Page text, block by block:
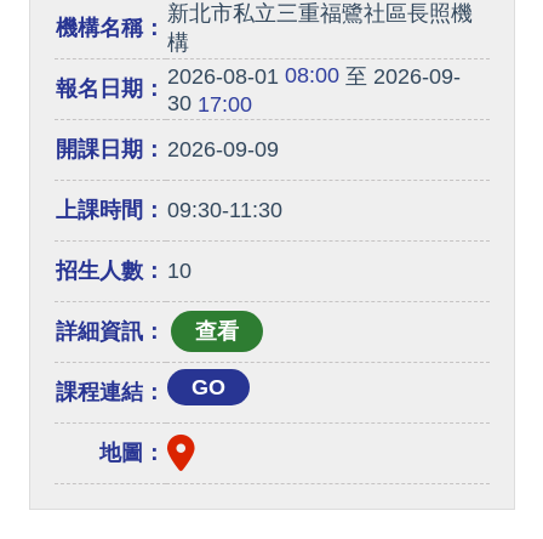
機構名稱：
新北市私立三重福鷺社區長照機
構
報名日期： 2026-08-01 08:00至 2026-09-
3017:00
開課日期： 2026-09-09
上課時間： 09:30-11:30
招生人數： 10
詳細資訊：
課程連結： GO
地圖：